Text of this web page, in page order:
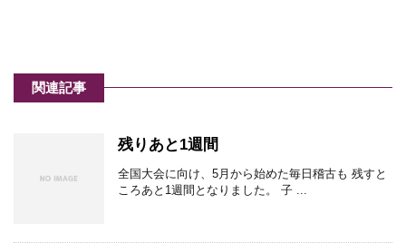
関連記事
残りあと1週間
全国大会に向け、5月から始めた毎日稽古も 残すと
ころあと1週間となりました。 子 ...